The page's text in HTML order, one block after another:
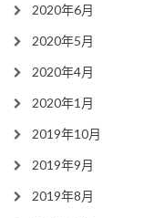
2020年6月
2020年5月
2020年4月
2020年1月
2019年10月
2019年9月
2019年8月